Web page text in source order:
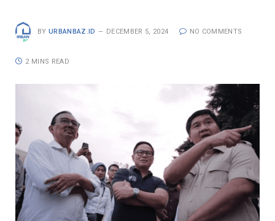
BY URBANBAZ.ID DECEMBER 5, 2024 NO COMMENTS
2 MINS READ